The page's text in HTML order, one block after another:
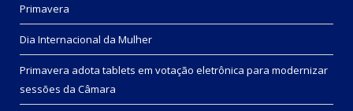
Primavera
Dia Internacional da Mulher
Primavera adota tablets em votação eletrônica para modernizar
sessões da Câmara